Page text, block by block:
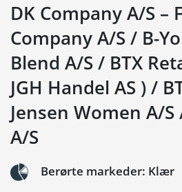
DK Company A/S –
Company A/S / B-
Blend A/S / BTX
JGH Handel AS ) /
Jensen Women A/S
A/S
Berørte markeder: Klær